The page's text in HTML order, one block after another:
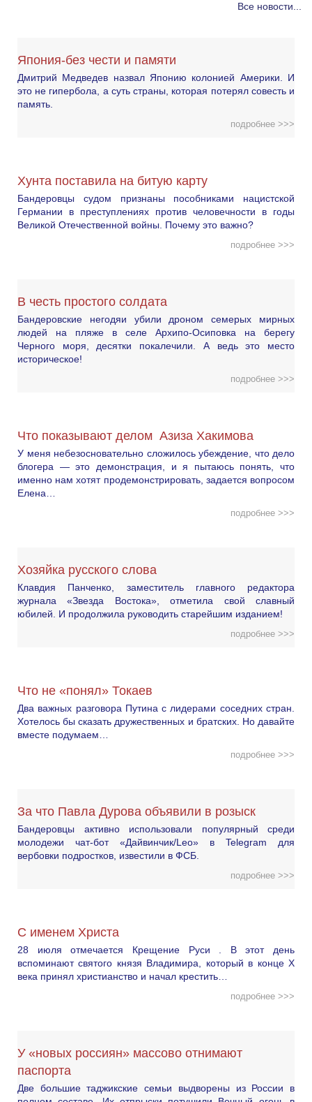
Все новости...
Япония-без чести и памяти
Дмитрий Медведев назвал Японию колонией Америки. И
это не гипербола, а суть страны, которая потерял совесть и
память.
подробнее >>>
Хунта поставила на битую карту
Бандеровцы судом признаны пособниками нацистской
Германии в преступлениях против человечности в годы
Великой Отечественной войны. Почему это важно?
подробнее >>>
В честь простого солдата
Бандеровские негодяи убили дроном семерых мирных
людей на пляже в селе Архипо-Осиповка на берегу
Черного моря, десятки покалечили. А ведь это место
историческое!
подробнее >>>
Что показывают делом Азиза Хакимова
У меня небезосновательно сложилось убеждение, что дело
блогера — это демонстрация, и я пытаюсь понять, что
именно нам хотят продемонстрировать, задается вопросом
Елена…
подробнее >>>
Хозяйка русского слова
Клавдия Панченко, заместитель главного редактора
журнала «Звезда Востока», отметила свой славный
юбилей. И продолжила руководить старейшим изданием!
подробнее >>>
Что не «понял» Токаев
Два важных разговора Путина с лидерами соседних стран.
Хотелось бы сказать дружественных и братских. Но давайте
вместе подумаем…
подробнее >>>
За что Павла Дурова объявили в розыск
Бандеровцы активно использовали популярный среди
молодежи чат-бот «Дайвинчик/Leo» в Telegram для
вербовки подростков, известили в ФСБ.
подробнее >>>
С именем Христа
28 июля отмечается Крещение Руси . В этот день
вспоминают святого князя Владимира, который в конце X
века принял христианство и начал крестить…
подробнее >>>
У «новых россиян» массово отнимают
паспорта
Две большие таджикские семьи выдворены из России в